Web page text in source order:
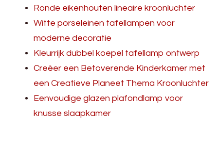
Ronde eikenhouten lineaire kroonluchter
Witte porseleinen tafellampen voor
moderne decoratie
Kleurrijk dubbel koepel tafellamp ontwerp
Creëer een Betoverende Kinderkamer met
een Creatieve Planeet Thema Kroonluchter
Eenvoudige glazen plafondlamp voor
knusse slaapkamer